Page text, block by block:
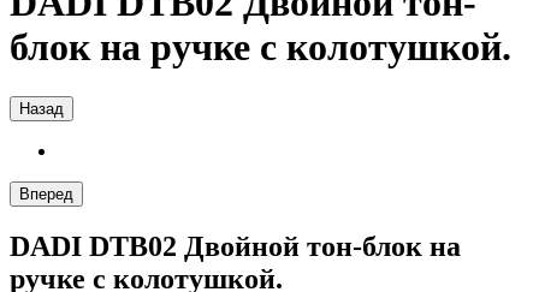
блок на ручке с колотушкой.
Назад
Вперед
DADI DTB02 Двойной тон-блок на
ручке с колотушкой.